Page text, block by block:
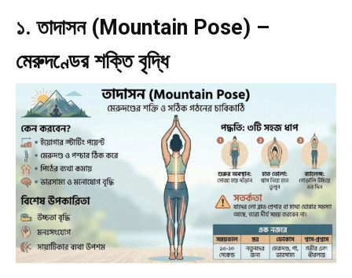
১. তাদাসন (Mountain Pose) –
মেরুদণ্ডের শক্তি বৃদ্ধি